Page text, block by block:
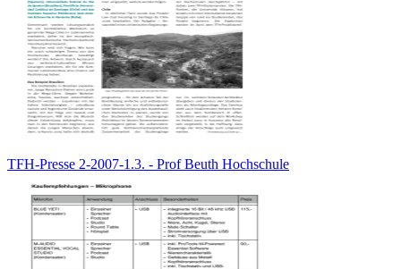
TFH-Presse 2-2007-1.3. - Prof Beuth Hochschule